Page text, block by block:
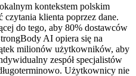
kontekstem polskim
czytania klienta poprzez dane.
do tego, aby 80% dostawców
AI opiera się na
milionów użytkowników, aby
zespół specjalistów
Użytkownicy nie